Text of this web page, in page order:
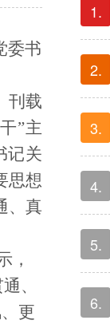
委书
刊载
”主
记关
思想
、真
，
、
更
1.
2.
3.
4.
5.
6.